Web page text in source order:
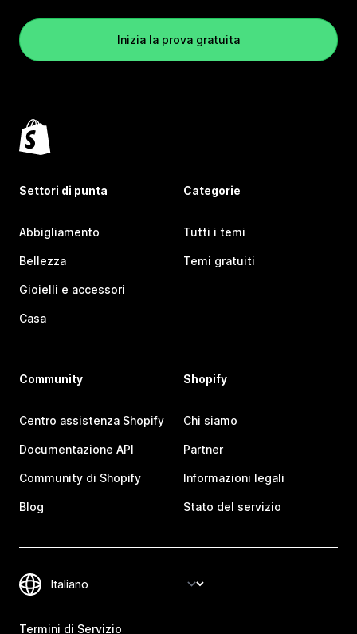
Inizia la prova gratuita
Settori di punta
Abbigliamento
Bellezza
Gioielli e accessori
Casa
Categorie
Tutti i temi
Temi gratuiti
Community
Centro assistenza Shopify
Documentazione API
Community di Shopify
Blog
Shopify
Chi siamo
Partner
Informazioni legali
Stato del servizio
Termini di Servizio